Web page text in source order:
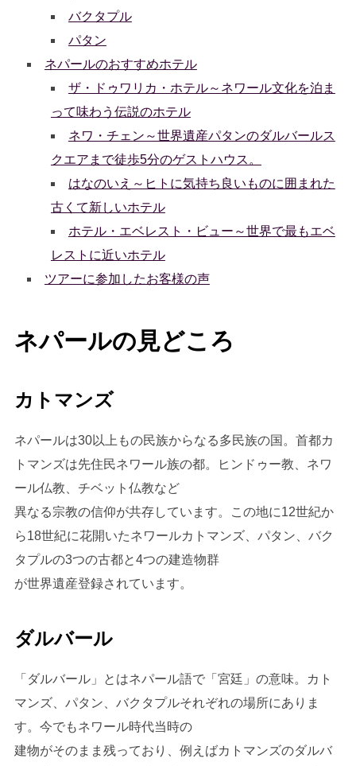
バクタプル
パタン
ネパールのおすすめホテル
ザ・ドゥワリカ・ホテル～ネワール文化を泊ま
って味わう伝説のホテル
ネワ・チェン～世界遺産パタンのダルバールス
クエアまで徒歩5分のゲストハウス。
はなのいえ～ヒトに気持ち良いものに囲まれた
古くて新しいホテル
ホテル・エベレスト・ビュー～世界で最もエベ
レストに近いホテル
ツアーに参加したお客様の声
ネパールの見どころ
カトマンズ
ネパールは30以上もの民族からなる多民族の国。首都カ
トマンズは先住民ネワール族の都。ヒンドゥー教、ネワ
ール仏教、チベット仏教など
異なる宗教の信仰が共存しています。この地に12世紀か
ら18世紀に花開いたネワールカトマンズ、パタン、バク
タプルの3つの古都と4つの建造物群
が世界遺産登録されています。
ダルバール
「ダルバール」とはネパール語で「宮廷」の意味。カト
マンズ、パタン、バクタプルそれぞれの場所にありま
す。今でもネワール時代当時の
建物がそのまま残っており、例えばカトマンズのダルバ